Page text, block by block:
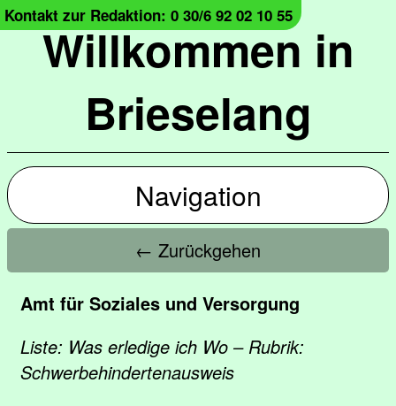
Willkommen in
Brieselang
Kontakt zur Redaktion: 0 30/6 92 02 10 55
Navigation
← Zurückgehen
Amt für Soziales und Versorgung
Liste: Was erledige ich Wo – Rubrik:
Schwerbehindertenausweis